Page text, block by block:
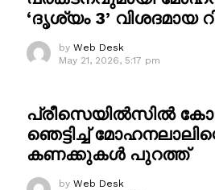
‘ദൃശ്യം 3’ വിശദമായ
by Web Desk
May 21, 2026, 5:17 pm
പ്രീസെയിൽസിൽ
ഞെട്ടിച്ച്
കണക്കുകൾ പുറത്ത്
by Web Desk